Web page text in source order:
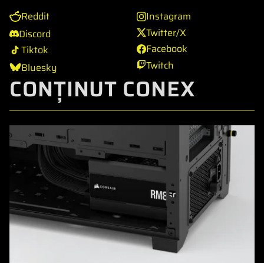
Reddit
Discord
Tiktok
Bluesky
Instagram
Twitter/X
Facebook
Twitch
CONȚINUT CONEX